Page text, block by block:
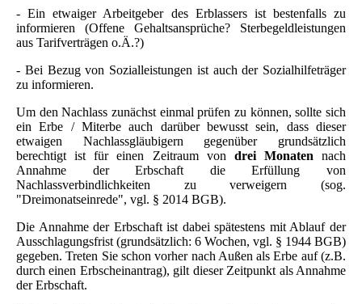
- Ein etwaiger Arbeitgeber des Erblassers ist bestenfalls zu
informieren (Offene Gehaltsansprüche? Sterbegeldleistungen
aus Tarifverträgen o.Ä.?)
- Bei Bezug von Sozialleistungen ist auch der Sozialhilfeträger
zu informieren.
Um den Nachlass zunächst einmal prüfen zu können, sollte sich
ein Erbe / Miterbe auch darüber bewusst sein, dass dieser
etwaigen Nachlassgläubigern gegenüber grundsätzlich
berechtigt ist für einen Zeitraum von drei Monaten nach
Annahme der Erbschaft die Erfüllung von
Nachlassverbindlichkeiten zu verweigern (sog.
"Dreimonatseinrede", vgl. § 2014 BGB).
Die Annahme der Erbschaft ist dabei spätestens mit Ablauf der
Ausschlagungsfrist (grundsätzlich: 6 Wochen, vgl. § 1944 BGB)
gegeben. Treten Sie schon vorher nach Außen als Erbe auf (z.B.
durch einen Erbscheinantrag), gilt dieser Zeitpunkt als Annahme
der Erbschaft.